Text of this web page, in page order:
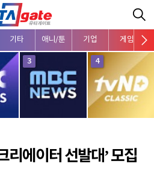
기타 애니/툰 기업 게임
3 4
리에이터 선발대’ 모집